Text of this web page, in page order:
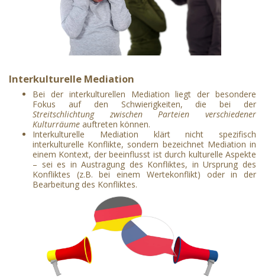
Interkulturelle Mediation
Bei der interkulturellen Mediation liegt der besondere
Fokus auf den Schwierigkeiten, die bei der
Streitschlichtung zwischen Parteien verschiedener
Kulturräume auftreten können.
Interkulturelle Mediation klärt nicht spezifisch
interkulturelle Konflikte, sondern bezeichnet Mediation in
einem Kontext, der beeinflusst ist durch kulturelle Aspekte
– sei es in Austragung des Konfliktes, in Ursprung des
Konfliktes (z.B. bei einem Wertekonflikt) oder in der
Bearbeitung des Konfliktes.